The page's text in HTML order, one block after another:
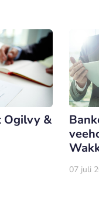
Ogilvy &
07 juli